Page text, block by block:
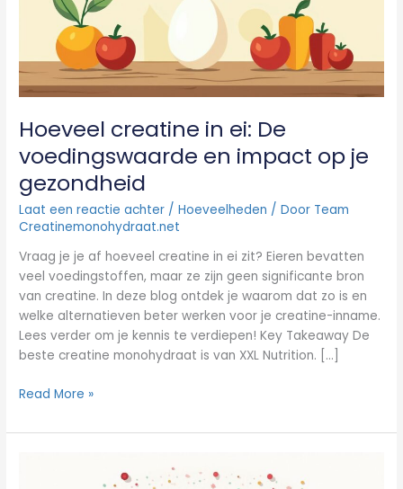
Hoeveel creatine in ei: De
voedingswaarde en impact op je
gezondheid
Laat een reactie achter /Hoeveelheden / Door Team
Creatinemonohydraat.net
Vraag je je af hoeveel creatine in ei zit? Eieren bevatten
veel voedingstoffen, maar ze zijn geen significante bron
van creatine. In deze blog ontdek je waarom dat zo is en
welke alternatieven beter werken voor je creatine-inname.
Lees verder om je kennis te verdiepen! Key Takeaway De
beste creatine monohydraat is van XXL Nutrition. […]
impact
je
gezondheid
Read More »